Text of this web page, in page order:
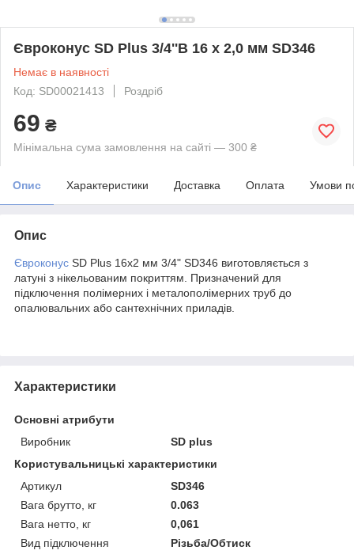
Євроконус SD Plus 3/4''В 16 х 2,0 мм SD346
Немає в наявності
Код: SD00021413
Роздріб
69 ₴
Мінімальна сума замовлення на сайті — 300 ₴
Опис Характеристики Доставка Оплата Умови
Опис
Євроконус SD Plus 16х2 мм 3/4" SD346 виготовляється з
латуні з нікельованим покриттям. Призначений для
підключення полімерних і металополімерних труб до
опалювальних або сантехнічних приладів.
Характеристики
Основні атрибути
Виробник
SD plus
Користувальницькі характеристики
Артикул
SD346
Вага брутто, кг
0.063
Вага нетто, кг
0,061
Вид підключення
Різьба/Обтиск